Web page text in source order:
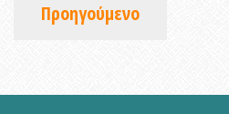
Προηγούμενο